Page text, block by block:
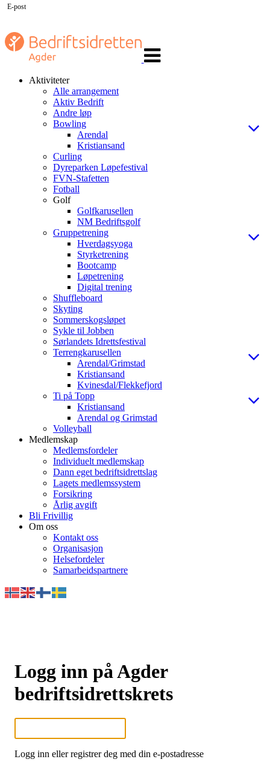
navigasjon
Aktiviteter
Alle arrangement
Aktiv Bedrift
Andre løp
Bowling
Arendal
Kristiansand
Curling
Dyreparken Løpefestival
FVN-Stafetten
Fotball
Golf
Golfkarusellen
NM Bedriftsgolf
Gruppetrening
Hverdagsyoga
Styrketrening
Bootcamp
Løpetrening
Digital trening
Shuffleboard
Skyting
Sommerskogsløpet
Sykle til Jobben
Sørlandets Idrettsfestival
Terrengkarusellen
Arendal/Grimstad
Kristiansand
Kvinesdal/Flekkefjord
Ti på Topp
Kristiansand
Arendal og Grimstad
Volleyball
Medlemskap
Medlemsfordeler
Individuelt medlemskap
Dann eget bedriftsidrettslag
Lagets medlemssystem
Forsikring
Årlig avgift
Bli Frivillig
Om oss
Kontakt oss
Organisasjon
Helsefordeler
Samarbeidspartnere
Logg inn på Agder
bedriftsidrettskrets
E-post
Logg inn eller registrer deg med din e-postadresse